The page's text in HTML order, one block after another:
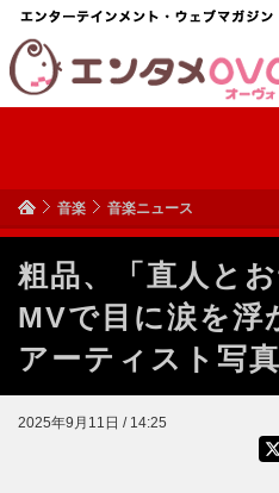
音楽 音楽ニュース
粗品、「直人と
MVで目に涙を
アーティスト写
2025年9月11日 / 14:25